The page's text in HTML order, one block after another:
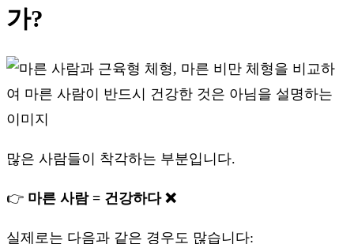
가?
많은 사람들이 착각하는 부분입니다.
👉 마른 사람 = 건강하다 ❌
실제로는 다음과 같은 경우도 많습니다: